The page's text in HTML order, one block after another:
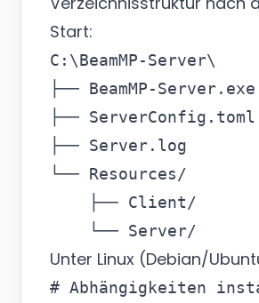
Start:
C:\BeamMP-Server\
├── BeamMP-Server.exe
├── ServerConfig.toml
├── Server.log
└── Resources/
    ├── Client/
Unter Linux (Debian/
# Abhängigkeiten